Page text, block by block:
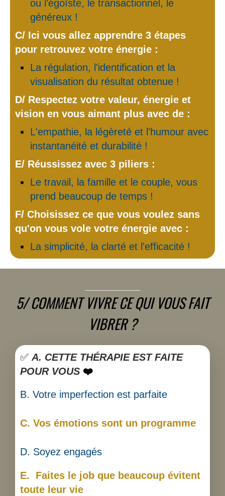
ou l’égoïste, le transactionnel, le
généreux !
C/ Ici vous allez apprendre 3 étapes
pour retrouvez votre énergie :
La régulation, l'identification et la
visualisation du résultat obtenue !
D/ Respectez votre valeur, énergie et
vision en vous aimant plus avec de :
L'empathie, la légèreté et l'humour avec
instantanéité et durabilité !
E/ Réussissez avec 3 piliers :
Le travail, la famille et le couple, vous
prend beaucoup de temps !
F/ Choisissez ce que vous voulez sans
qu'on vous vole votre énergie avec :
La simplicité, la clarté et l'efficacité !
5/ COMMENT VIVRE CE QUI VOUS FAIT
VIBRER ?
✅ A. CETTE THÉRAPIE EST FAITE
POUR VOUS ❤️‍
B. Votre imperfection est parfaite
C. Vos émotions sont un programme
D. Soyez engagés
E.
Faites le job que beaucoup évitent
toute leur vie